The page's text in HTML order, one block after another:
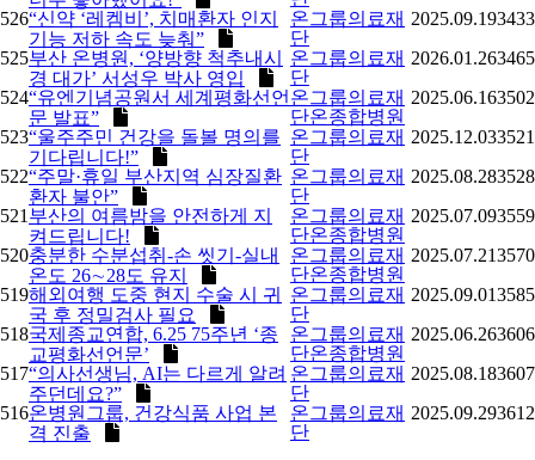
526“신약 ‘레켐비’, 치매환자 인지
기능 저하 속도 늦춰”
온그룹의료재
단
2025.09.193433
525부산 온병원, ‘양방향 척추내시
경 대가’ 서성우 박사 영입
온그룹의료재
단
2026.01.263465
524“유엔기념공원서 세계평화선언
문 발표”
온그룹의료재
단온종합병원
2025.06.163502
523“울주주민 건강을 돌볼 명의를
기다립니다!”
온그룹의료재
단
2025.12.033521
522“주말·휴일 부산지역 심장질환
환자 불안”
온그룹의료재
단
2025.08.283528
521 부산의 여름밤을 안전하게 지
켜드립니다!
온그룹의료재
단온종합병원
2025.07.093559
520충분한 수분섭취-손 씻기-실내
온도 26∼28도 유지
온그룹의료재
단온종합병원
2025.07.213570
519해외여행 도중 현지 수술 시 귀
국 후 정밀검사 필요
온그룹의료재
단
2025.09.013585
518국제종교연합, 6.25 75주년 ‘종
교평화선언문’
온그룹의료재
단온종합병원
2025.06.263606
517“의사선생님, AI는 다르게 알려
주던데요?”
온그룹의료재
단
2025.08.183607
516온병원그룹, 건강식품 사업 본
격 진출
온그룹의료재
단
2025.09.293612